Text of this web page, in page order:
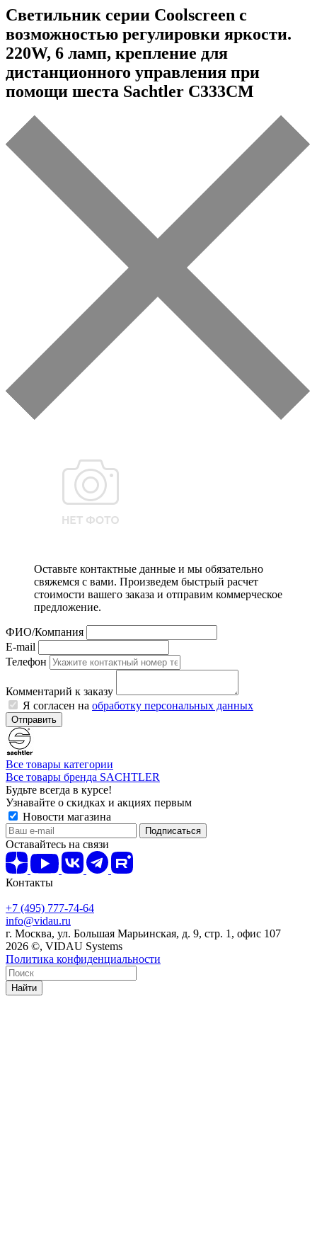
Светильник серии Coolscreen с
возможностью регулировки яркости.
220W, 6 ламп, крепление для
дистанционного управления при
помощи шеста Sachtler C333CM
Оставьте контактные данные и мы обязательно
свяжемся с вами. Произведем быстрый расчет
стоимости вашего заказа и отправим коммерческое
предложение.
ФИО/Компания
E-mail
Телефон
Комментарий к заказу
Я согласен на обработку персональных данных
Отправить
Все товары категории
Все товары бренда SACHTLER
Будьте всегда в курсе!
Узнавайте о скидках и акциях первым
Новости магазина
Оставайтесь на связи
Контакты
+7 (495) 777-74-64
info@vidau.ru
г. Москва, ул. Большая Марьинская, д. 9, стр. 1, офис 107
2026 ©, VIDAU Systems
Политика конфиденциальности
Найти